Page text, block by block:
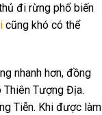
đi rừng phổ biến
cũng khó có thể
nhanh hơn, đồng
Tượng Địa.
Tiễn. Khi được làm